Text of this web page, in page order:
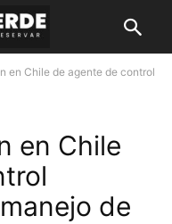
en Chile de agente de control
en Chile
de